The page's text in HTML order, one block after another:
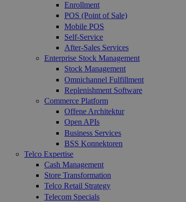
Enrollment
POS (Point of Sale)
Mobile POS
Self-Service
After-Sales Services
Enterprise Stock Management
Stock Management
Omnichannel Fulfillment
Replenishment Software
Commerce Platform
Offene Architektur
Open APIs
Business Services
BSS Konnektoren
Telco Expertise
Cash Management
Store Transformation
Telco Retail Strategy
Telecom Specials